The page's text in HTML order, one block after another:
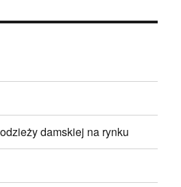
damskiej na rynku